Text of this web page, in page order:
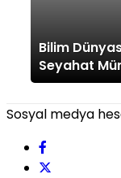
Bilim
Seyahat
Sosyal medya